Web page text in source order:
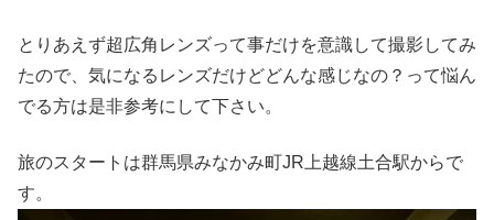
とりあえず超広角レンズって事だけを意識して撮影してみ
たので、気になるレンズだけどどんな感じなの？って悩ん
でる方は是非参考にして下さい。
旅のスタートは群馬県みなかみ町JR上越線土合駅からで
す。